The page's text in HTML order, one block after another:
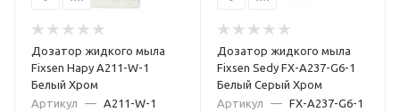
Дозатор жидкого мыла
Fixsen Hapy A211-W-1
Белый Хром
Артикул
—
A211-W-1
Дозатор жидкого мыла
Fixsen Sedy FX-A237-G6-1
Белый Серый Хром
Артикул
—
FX-A237-G6-1